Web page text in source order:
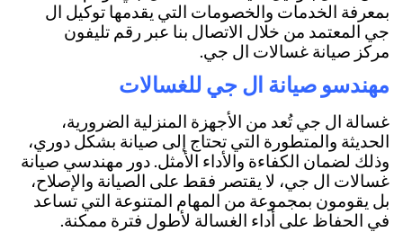
بمعرفة الخدمات والخصومات التي يقدمها توكيل ال
جي المعتمد من خلال الاتصال بنا عبر رقم تليفون
مركز صيانة غسالات ال جي.
مهندسو صيانة ال جي للغسالات
غسالة ال جي تُعد من الأجهزة المنزلية الضرورية،
الحديثة والمتطورة التي تحتاج إلى صيانة بشكل دوري،
وذلك لضمان الكفاءة والأداء الأمثل. دور مهندسي صيانة
غسالات ال جي، لا يقتصر فقط على الصيانة والإصلاح،
بل يقومون بمجموعة من المهام المتنوعة التي تساعد
في الحفاظ على أداء الغسالة لأطول فترة ممكنة.